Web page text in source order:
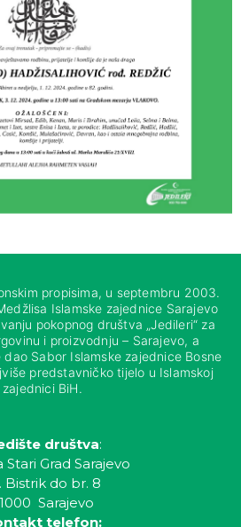
propisima, u septembru 2003.
Islamske zajednice Sarajevo
pokopnog društva „Jedileri“ za
i proizvodnju – Sarajevo, a
Sabor Islamske zajednice Bosne
predstavničko tijelo u Islamskoj
zajednici BiH.
društva:
Stari Grad Sarajevo
Bistrik do br. 8
Sarajevo
telefon: